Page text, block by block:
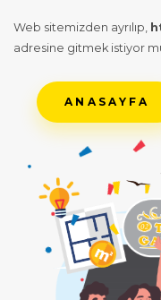
Web sitemizden ayrılıp,
adresine gitmek istiyor
ANASAYFA